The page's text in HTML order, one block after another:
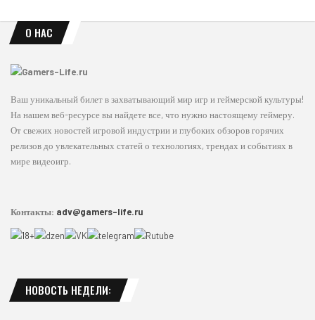
О НАС
Ваш уникальный билет в захватывающий мир игр и геймерской культуры!
На нашем веб-ресурсе вы найдете все, что нужно настоящему геймеру.
От свежих новостей игровой индустрии и глубоких обзоров горячих
релизов до увлекательных статей о технологиях, трендах и событиях в
мире видеоигр.
Контакты: adv@gamers-life.ru
НОВОСТЬ НЕДЕЛИ: